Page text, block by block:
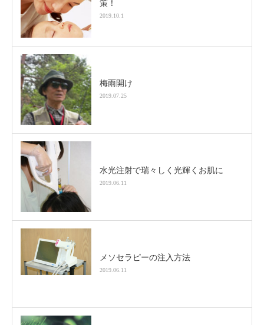
策！
2019.10.1
梅雨開け
2019.07.25
水光注射で瑞々しく光輝くお肌に
2019.06.11
メソセラピーの注入方法
2019.06.11